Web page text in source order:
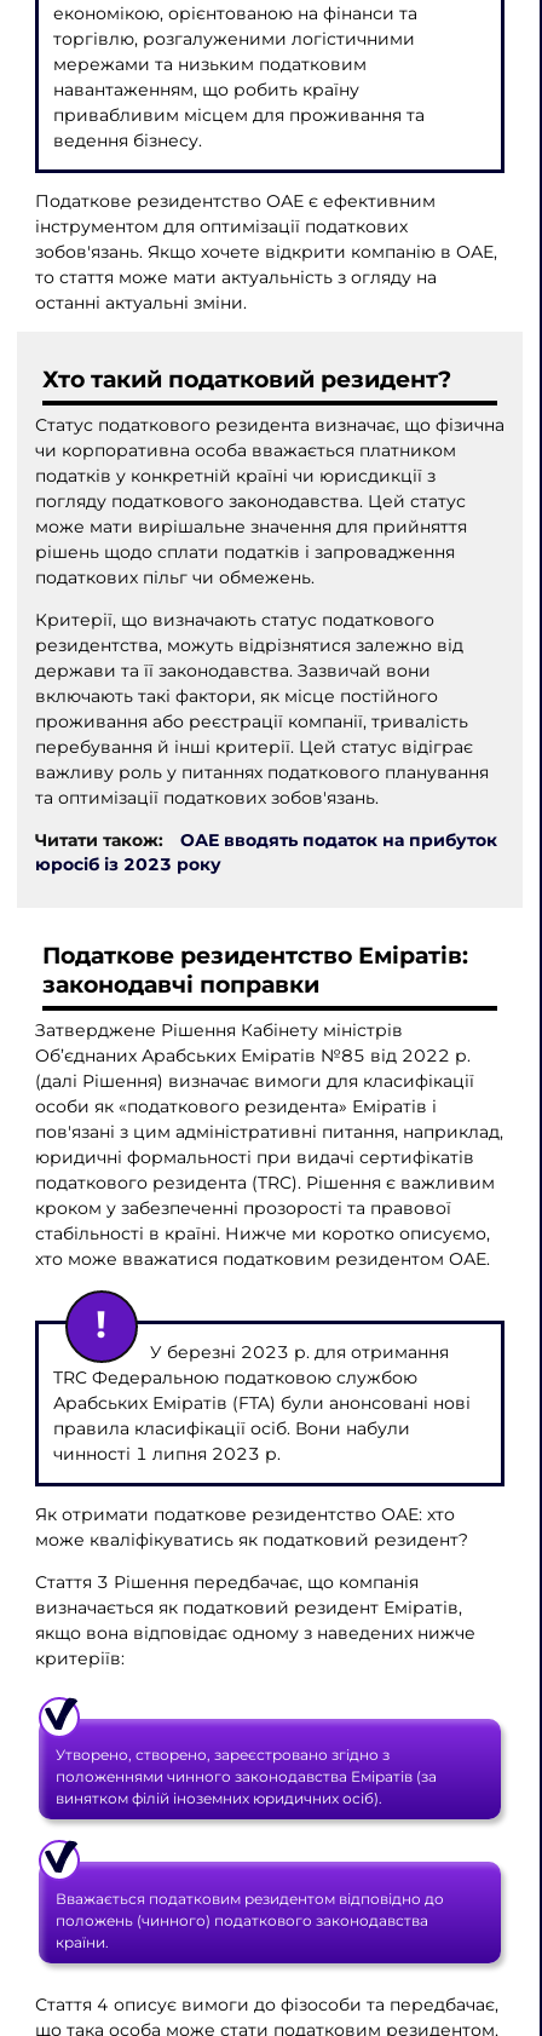
економікою, орієнтованою на фінанси та
торгівлю, розгалуженими логістичними
мережами та низьким податковим
навантаженням, що робить країну
привабливим місцем для проживання та
ведення бізнесу.
Податкове резидентство ОАЕ є ефективним
інструментом для оптимізації податкових
зобов'язань. Якщо хочете відкрити компанію в ОАЕ,
то стаття може мати актуальність з огляду на
останні актуальні зміни.
Хто такий податковий резидент?
Статус податкового резидента визначає, що фізична
чи корпоративна особа вважається платником
податків у конкретній країні чи юрисдикції з
погляду податкового законодавства. Цей статус
може мати вирішальне значення для прийняття
рішень щодо сплати податків і запровадження
податкових пільг чи обмежень.
Критерії, що визначають статус податкового
резидентства, можуть відрізнятися залежно від
держави та її законодавства. Зазвичай вони
включають такі фактори, як місце постійного
проживання або реєстрації компанії, тривалість
перебування й інші критерії. Цей статус відіграє
важливу роль у питаннях податкового планування
та оптимізації податкових зобов'язань.
Читати також:
ОАЕ вводять податок на прибуток
юросіб із 2023 року
Податкове резидентство Еміратів:
законодавчі поправки
Затверджене Рішення Кабінету міністрів
Об’єднаних Арабських Еміратів №85 від 2022 р.
(далі Рішення) визначає вимоги для класифікації
особи як «податкового резидента» Еміратів і
пов'язані з цим адміністративні питання, наприклад,
юридичні формальності при видачі сертифікатів
податкового резидента (TRC). Рішення є важливим
кроком у забезпеченні прозорості та правової
стабільності в країні. Нижче ми коротко описуємо,
хто може вважатися податковим резидентом ОАЕ.
У березні 2023 р. для отримання
TRC Федеральною податковою службою
Арабських Еміратів (FTA) були анонсовані нові
правила класифікації осіб. Вони набули
чинності 1 липня 2023 р.
Як отримати податкове резидентство ОАЕ: хто
може кваліфікуватись як податковий резидент?
Стаття 3 Рішення передбачає, що компанія
визначається як податковий резидент Еміратів,
якщо вона відповідає одному з наведених нижче
критеріїв:
Утворено, створено, зареєстровано згідно з
положеннями чинного законодавства Еміратів (за
винятком філій іноземних юридичних осіб).
Вважається податковим резидентом відповідно до
положень (чинного) податкового законодавства
країни.
Стаття 4 описує вимоги до фізособи та передбачає,
що така особа може стати податковим резидентом,